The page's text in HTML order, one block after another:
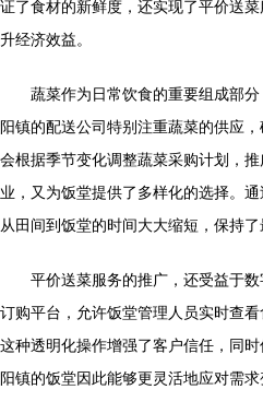
证了食材的新鲜度，还实现了平价送
升经济效益。
蔬菜作为日常饮食的重要组成部
阳镇的配送公司特别注重蔬菜的供应
会根据季节变化调整蔬菜采购计划，
业，又为饭堂提供了多样化的选择。
从田间到饭堂的时间大大缩短，保持了
平价送菜服务的推广，还受益于
订购平台，允许饭堂管理人员实时查
这种透明化操作增强了客户信任，同
阳镇的饭堂因此能够更灵活地应对需求